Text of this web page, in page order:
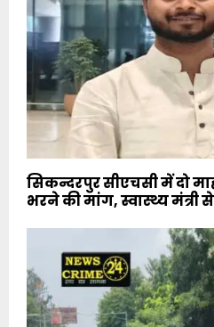
सिकन्दरपुर सीएचसी में दो
भरने की मांग, स्वास्थ्य मंत्री